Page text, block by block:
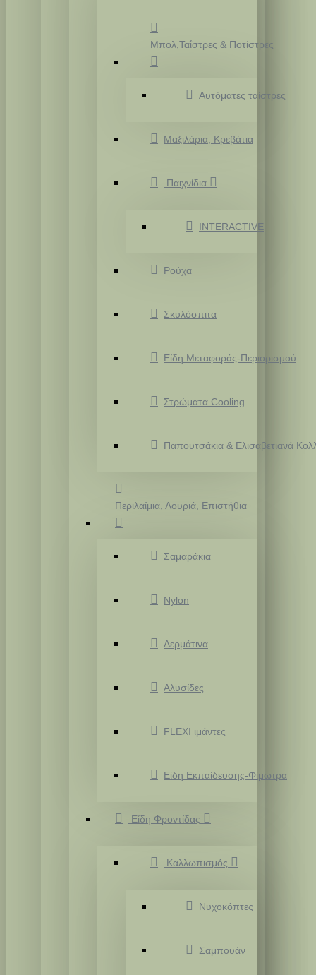
Μπολ,Ταΐστρες & Ποτίστρες
Αυτόματες ταίστρες
Μαξιλάρια, Κρεβάτια
Παιχνίδια
INTERACTIVE
Ρούχα
Σκυλόσπιτα
Είδη Μεταφοράς-Περιορισμού
Στρώματα Cooling
Παπουτσάκια & Ελισαβετιανά
Περιλαίμια, Λουριά, Επιστήθια
Σαμαράκια
Nylon
Δερμάτινα
Αλυσίδες
FLEXI ιμάντες
Είδη Εκπαίδευσης-Φίμωτρα
Είδη Φροντίδας
Καλλωπισμός
Νυχοκόπτες
Σαμπουάν